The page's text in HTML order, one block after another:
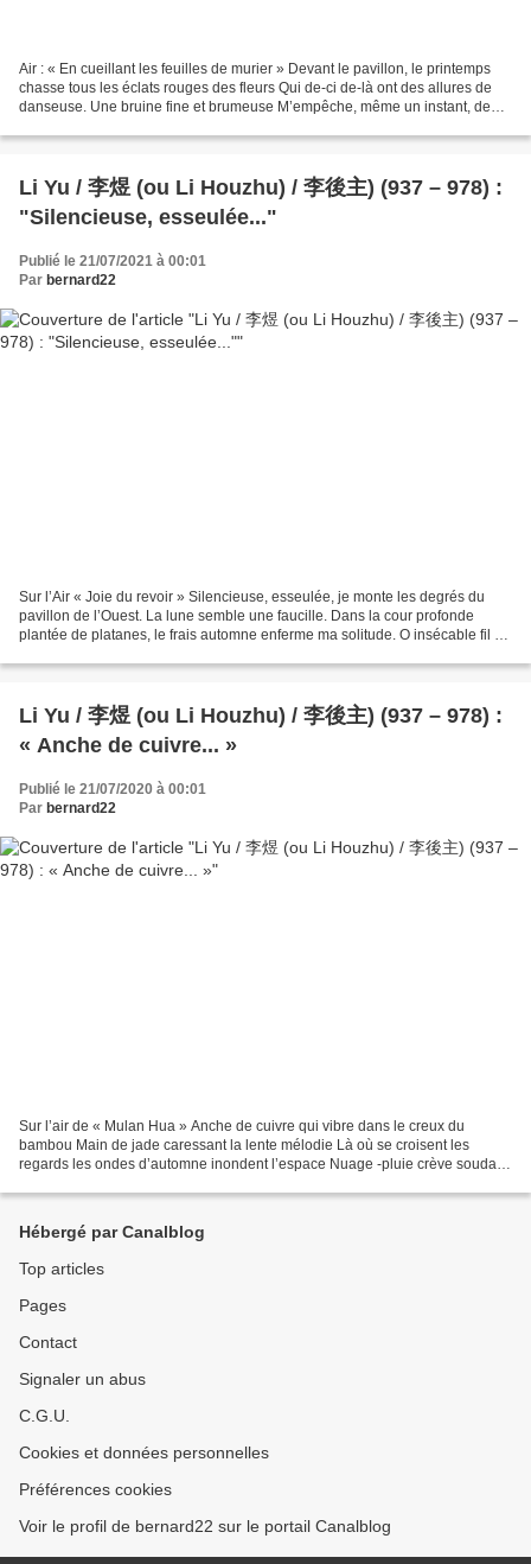
Air : « En cueillant les feuilles de murier » Devant le pavillon, le printemps
chasse tous les éclats rouges des fleurs Qui de-ci de-là ont des allures de
danseuse. Une bruine fine et brumeuse M’empêche, même un instant, de
Li Yu / 李煜 (ou Li Houzhu) / 李後主) (937 – 978) :
"Silencieuse, esseulée..."
Publié le 21/07/2021 à 00:01
Par bernard22
Sur l’Air « Joie du revoir » Silencieuse, esseulée, je monte les degrés du
pavillon de l’Ouest. La lune semble une faucille. Dans la cour profonde
plantée de platanes, le frais automne enferme ma solitude. O insécable fil de
Li Yu / 李煜 (ou Li Houzhu) / 李後主) (937 – 978) :
« Anche de cuivre... »
Publié le 21/07/2020 à 00:01
Par bernard22
Sur l’air de « Mulan Hua » Anche de cuivre qui vibre dans le creux du
bambou Main de jade caressant la lente mélodie Là où se croisent les
regards les ondes d’automne inondent l’espace Nuage -pluie crève soudain
Hébergé par Canalblog
Top articles
Pages
Contact
Signaler un abus
C.G.U.
Cookies et données personnelles
Préférences cookies
Voir le profil de bernard22 sur le portail Canalblog